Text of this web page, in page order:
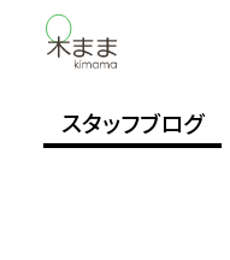
スタッフブログ